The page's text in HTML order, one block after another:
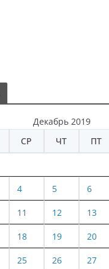
Декабрь 2019
СР ЧТ ПТ
4 5 6
11 12 13
18 19 20
25 26 27